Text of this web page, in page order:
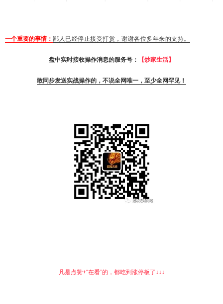
一个重要的事情： 鄙人已经停止接受打赏，谢谢各位多年来的支持。
盘中实时接收操作消息的服务号： 【炒家生活】
敢同步发送实战操作的，不说全网唯一，至少全网罕见！
凡是点赞+“在看”的，都吃到涨停板了↓↓↓